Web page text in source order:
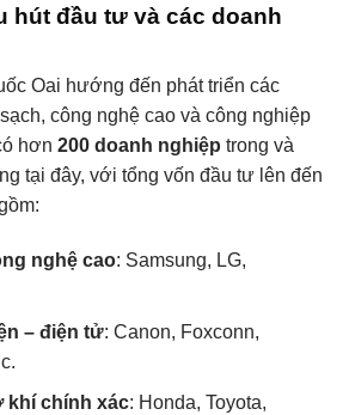
hút đầu tư và các doanh
Oai hướng đến phát triển các
công nghệ cao và công nghiệp
hơn 200 doanh nghiệp trong và
tại đây, với tổng vốn đầu tư lên đến
nghệ cao: Samsung, LG,
– điện tử: Canon, Foxconn,
khí chính xác: Honda, Toyota,